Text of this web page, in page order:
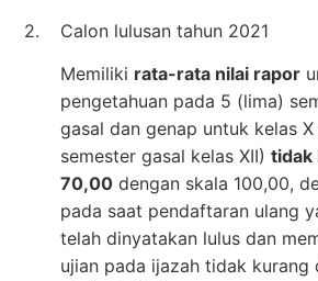
2.
Calon lulusan tahun 2021
Memiliki rata-rata nilai rapor
pengetahuan pada 5 (lima)
gasal dan genap untuk kelas
semester gasal kelas XII) tidak
70,00 dengan skala 100,00,
pada saat pendaftaran ulang
telah dinyatakan lulus dan
ujian pada ijazah tidak kurang